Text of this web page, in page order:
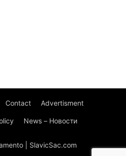
Contact Advertisment
News – Новости
| SlavicSac.com